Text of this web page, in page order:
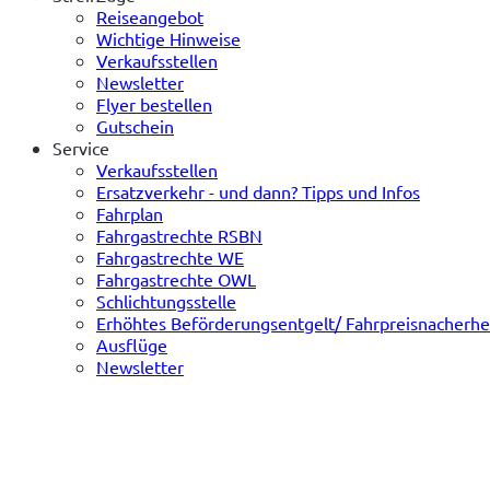
Reiseangebot
Wichtige Hinweise
Verkaufsstellen
Newsletter
Flyer bestellen
Gutschein
Service
Verkaufsstellen
Ersatzverkehr - und dann? Tipps und Infos
Fahrplan
Fahrgastrechte RSBN
Fahrgastrechte WE
Fahrgastrechte OWL
Schlichtungsstelle
Erhöhtes Beförderungsentgelt/
Ausflüge
Newsletter